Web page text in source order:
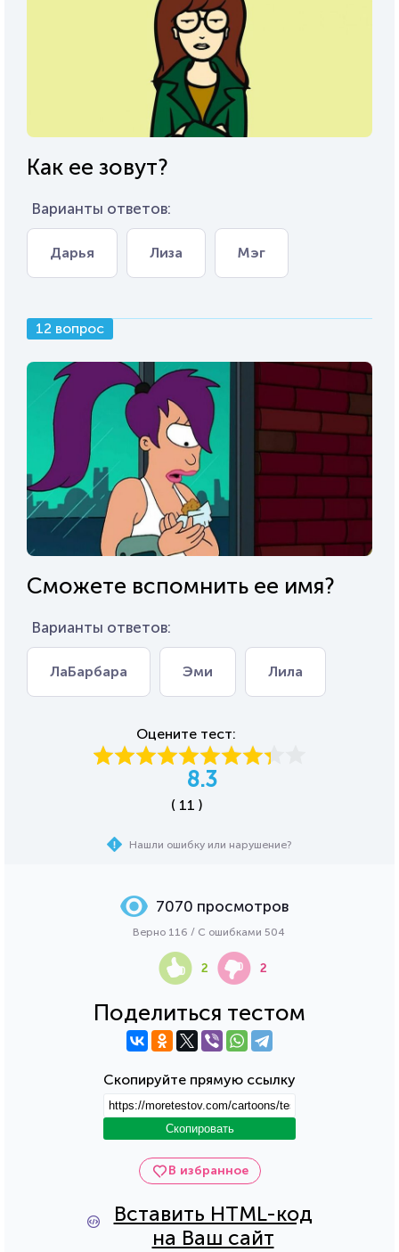
Как ее зовут?
Варианты ответов:
Дарья Лиза Мэг
12 вопрос
Сможете вспомнить ее имя?
Варианты ответов:
ЛаБарбара Эми Лила
Оцените тест:
8.3
( 11 )
Нашли ошибку или нарушение?
В избранное
Вставить HTML-код
на Ваш сайт
Поделиться тестом
Скопируйте прямую ссылку
Скопировать
7070 просмотров
Верно 116 / С ошибками 504
2 2